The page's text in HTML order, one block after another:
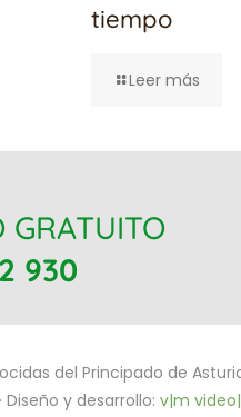
tiempo
Leer más
GRATUITO
930
del Principado de
· Diseño y desarrollo: v|m